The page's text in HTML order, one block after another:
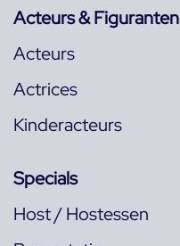
Acteurs & Figuranten
Acteurs
Actrices
Kinderacteurs
Specials
Host / Hostessen